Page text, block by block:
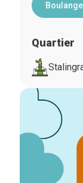
Quartier